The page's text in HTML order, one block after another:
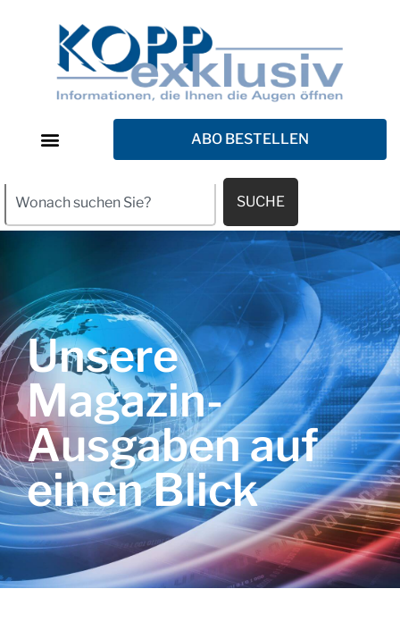
ABO BESTELLEN
SUCHE
Unsere
Magazin-
Ausgaben auf
einen Blick